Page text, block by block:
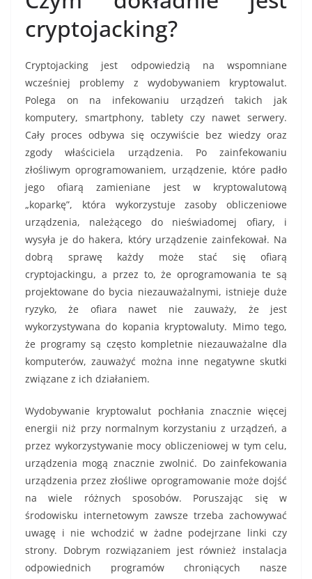
cryptojacking?
Cryptojacking jest odpowiedzią na wspomniane
wcześniej problemy z wydobywaniem kryptowalut.
Polega on na infekowaniu urządzeń takich jak
komputery, smartphony, tablety czy nawet serwery.
Cały proces odbywa się oczywiście bez wiedzy oraz
zgody właściciela urządzenia. Po zainfekowaniu
złośliwym oprogramowaniem, urządzenie, które padło
jego ofiarą zamieniane jest w kryptowalutową
„koparkę”, która wykorzystuje zasoby obliczeniowe
urządzenia, należącego do nieświadomej ofiary, i
wysyła je do hakera, który urządzenie zainfekował. Na
dobrą sprawę każdy może stać się ofiarą
cryptojackingu, a przez to, że oprogramowania te są
projektowane do bycia niezauważalnymi, istnieje duże
ryzyko, że ofiara nawet nie zauważy, że jest
wykorzystywana do kopania kryptowaluty. Mimo tego,
że programy są często kompletnie niezauważalne dla
komputerów, zauważyć można inne negatywne skutki
związane z ich działaniem.
Wydobywanie kryptowalut pochłania znacznie więcej
energii niż przy normalnym korzystaniu z urządzeń, a
przez wykorzystywanie mocy obliczeniowej w tym celu,
urządzenia mogą znacznie zwolnić. Do zainfekowania
urządzenia przez złośliwe oprogramowanie może dojść
na wiele różnych sposobów. Poruszając się w
środowisku internetowym zawsze trzeba zachowywać
uwagę i nie wchodzić w żadne podejrzane linki czy
strony. Dobrym rozwiązaniem jest również instalacja
odpowiednich programów chroniących nasze